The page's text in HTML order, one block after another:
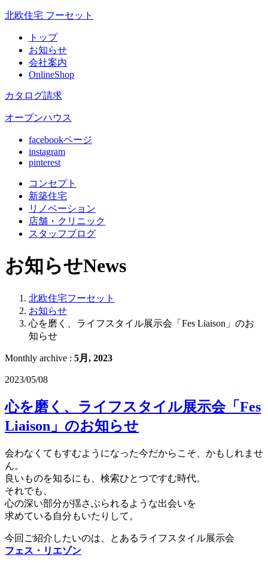
北欧住宅 フーセット
トップ
お知らせ
会社案内
OnlineShop
カタログ請求
オープンハウス
facebookページ
instagram
pinterest
コンセプト
新築住宅
リノベーション
店舗 ・クリニック
スタッフブログ
お知らせNews
北欧住宅フーセット
お知らせ
心を磨く、ライフスタイル展示会「Fes Liaison」のお
知らせ
Monthly archive : 5月, 2023
2023/05/08
心を磨く、ライフスタイル展示会「Fes
Liaison」のお知らせ
会わなくてもすむようになった今だからこそ、かもしれませ
ん。
良いものを知るにも、検索ひとつですむ時代。
それでも、
心の深い部分が揺さぶられるような出会いを
求めている自分もいたりして。
今回ご紹介したいのは、とあるライフスタイル展示会
フェス・リエゾン